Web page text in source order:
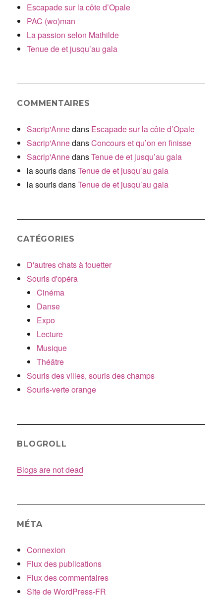
Escapade sur la côte d’Opale
PAC (wo)man
La passion selon Mathilde
Tenue de et jusqu’au gala
COMMENTAIRES
Sacrip'Annedans Escapade sur la côte d’Opale
Sacrip'AnnedansConcours et qu’on en finisse
Sacrip'AnnedansTenue de et jusqu’au gala
la sourisdansTenue de et jusqu’au gala
la sourisdansTenue de et jusqu’au gala
CATÉGORIES
D'autres chats à fouetter
Souris d'opéra
Cinéma
Danse
Expo
Lecture
Musique
Théâtre
Souris des villes, souris des champs
Souris-verte orange
BLOGROLL
Blogs are not dead
MÉTA
Connexion
Flux des publications
Flux des commentaires
Site de WordPress-FR